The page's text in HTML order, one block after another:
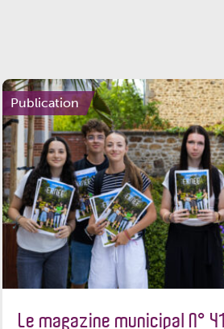
Publication
Le magazine municipal N° 41 |